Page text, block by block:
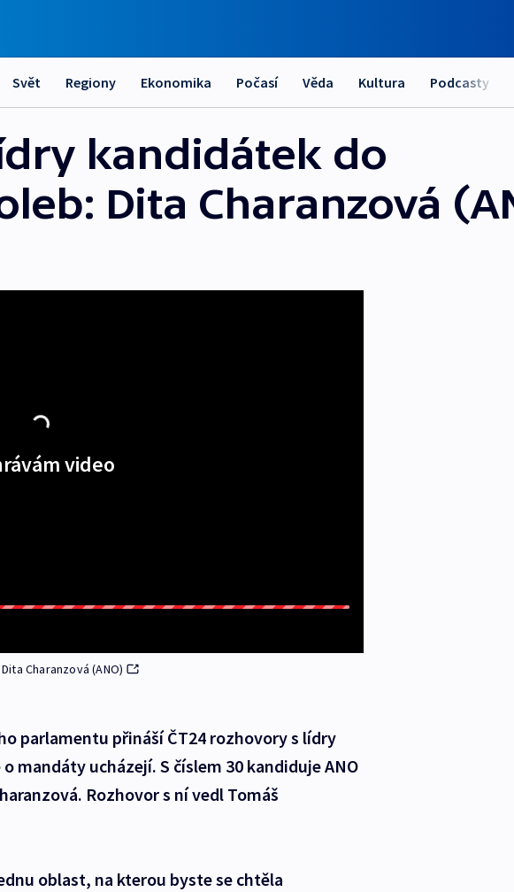
Svět Regiony Ekonomika Počasí Věda Kultura Podcasty
kandidátek do
Dita Charanzová
video
Charanzová (ANO)
parlamentu přináší ČT24 rozhovory s lídry
mandáty ucházejí. S číslem 30 kandiduje ANO
Rozhovor s ní vedl Tomáš
oblast, na kterou byste se chtěla